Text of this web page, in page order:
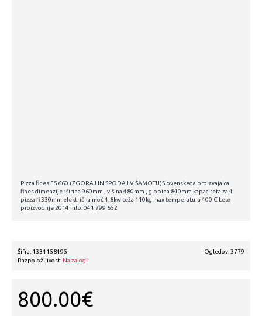
Pizza fines ES 660 (ZGORAJ IN SPODAJ V ŠAMOTU)Slovenskega proizvajalca
fines dimenzije : širina 960mm , višina 480mm , globina 840mm kapaciteta za 4
pizza fi 330mm električna moč 4,8kw teža 110kg max temperatura 400 C Leto
proizvodnje 2014 info. 041 799 652
Ogledov: 3779
Šifra: 1334158495
Razpoložljivost: Na zalogi
800.00€